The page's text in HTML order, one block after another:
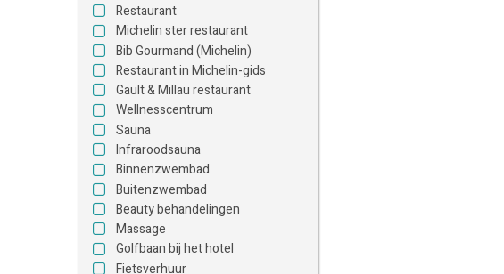
Restaurant
Michelin ster restaurant
Bib Gourmand (Michelin)
Restaurant in Michelin-gids
Gault & Millau restaurant
Wellnesscentrum
Sauna
Infraroodsauna
Binnenzwembad
Buitenzwembad
Beauty behandelingen
Massage
Golfbaan bij het hotel
Fietsverhuur